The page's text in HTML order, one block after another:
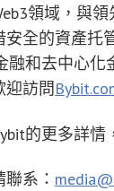
領域，與
安全的資產托
融和去中心
迎訪問
的更多詳情
系：